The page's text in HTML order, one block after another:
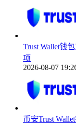
Trust Wallet钱
项
2026-08-07
币安Trust